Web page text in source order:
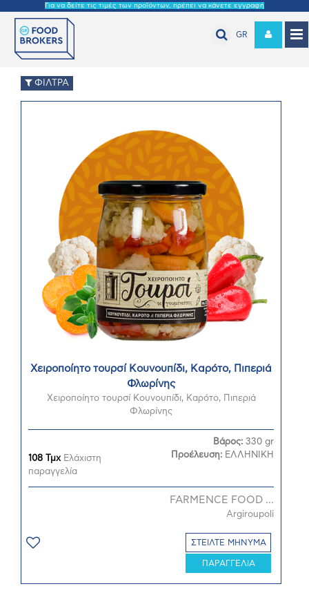
Για να δείτε τις τιμές των προϊόντων, πρέπει να κάνετε εγγραφή
GR
ΦΙΛΤΡΑ
Χειροποίητο τουρσί Κουνουπίδι, Καρότο, Πιπεριά
Φλωρίνης
Χειροποίητο τουρσί Κουνουπίδι, Καρότο, Πιπεριά
Φλωρίνης
108 ΤμχΕλάχιστη
παραγγελία
Βάρος: 330 gr
Προέλευση: ΕΛΛΗΝΙΚΗ
FARMENCE FOOD ...
Argiroupoli
ΣΤΕΙΛΤΕ ΜΗΝΥΜΑ
ΠΑΡΑΓΓΕΛΙΑ